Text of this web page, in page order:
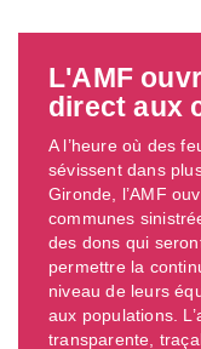
L'AMF
direct aux
A l’heure où des
sévissent dans
Gironde, l’AMF
communes
des dons qui
permettre la
niveau de leurs
aux populations.
transparente,